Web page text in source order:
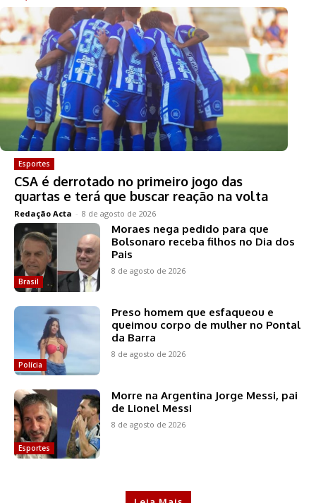
Esportes
CSA é derrotado no primeiro jogo das
quartas e terá que buscar reação na volta
Redação Acta - 8 de agosto de 2026
Brasil
Moraes nega pedido para que
Bolsonaro receba filhos no Dia dos
Pais
8 de agosto de 2026
Polícia
Preso homem que esfaqueou e
queimou corpo de mulher no Pontal
da Barra
8 de agosto de 2026
Esportes
Morre na Argentina Jorge Messi, pai
de Lionel Messi
8 de agosto de 2026